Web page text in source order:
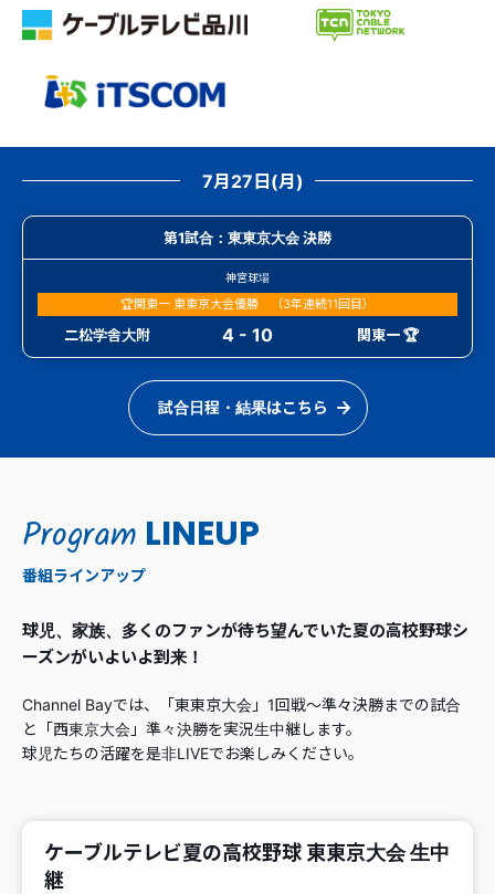
7月27日(月)
第1試合：東東京大会 決勝
神宮球場
🏆関東一 東東京大会優勝 （3年連続11回目）
二松学舎大附 4 - 10 関東一 🏆
試合日程・結果はこちら
Program LINEUP
番組ラインアップ
球児、家族、多くのファンが待ち望んでいた夏の高校野球シ
ーズンがいよいよ到来！
Channel Bayでは、「東東京大会」1回戦～準々決勝までの試合
と「西東京大会」準々決勝を実況生中継します。
球児たちの活躍を是非LIVEでお楽しみください。
ケーブルテレビ夏の高校野球 東東京大会 生中
継